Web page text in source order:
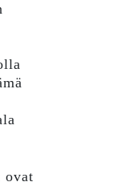
ovat